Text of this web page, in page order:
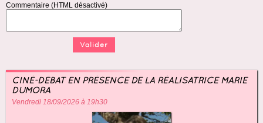
Commentaire (HTML désactivé)
CINÉ-DÉBAT EN PRÉSENCE DE LA RÉALISATRICE MARIE
DUMORA
Vendredi 18/09/2026 à 19h30